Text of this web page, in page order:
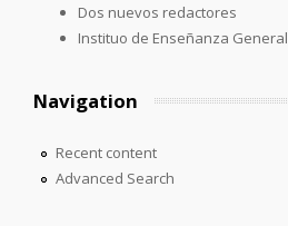
Dos nuevos redactores
Instituo de Enseñanza General
Navigation
Recent content
Advanced Search